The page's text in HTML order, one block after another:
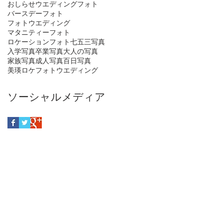
おしらせウエディングフォト
バースデーフォト
フォトウエディング
マタニティーフォト
ロケーションフォト七五三写真
入学写真卒業写真大人の写真
家族写真成人写真百日写真
美瑛ロケフォトウエディング
ソーシャルメディア